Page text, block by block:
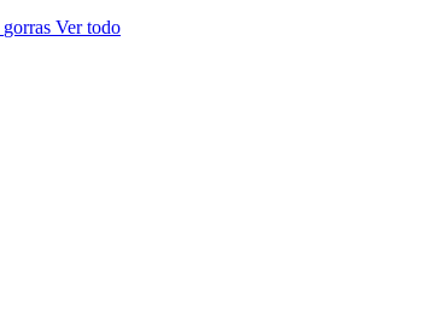
gorras Ver todo